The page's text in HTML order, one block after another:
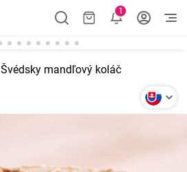
1
Švédsky mandľový koláč